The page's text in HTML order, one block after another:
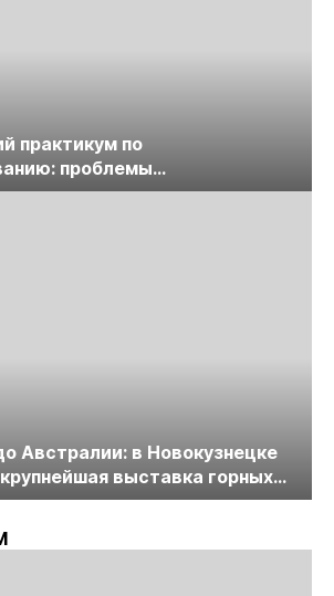
практикум по
проблемы
цифровизации, экспертизы
Австралии: в Новокузнецке
выставка горных
России. Уголь России и